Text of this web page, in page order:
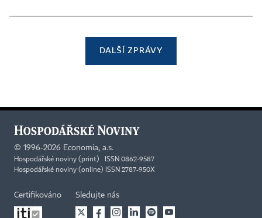
DALŠÍ ZPRÁVY
© 1996-2026 Economia, a.s.
Hospodářské noviny (print) ISSN 0862-9587
Hospodářské noviny (online) ISSN 2787-950X
Certifikováno Sledujte nás